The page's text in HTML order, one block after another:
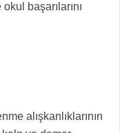
başarılarını
alışkanlıklarının